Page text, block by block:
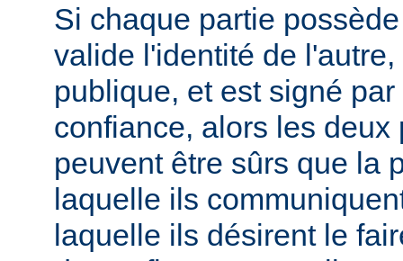
Si chaque partie
valide l'identité de
publique, et est signé
confiance, alors les deux
peuvent être sûrs que la
laquelle ils
laquelle ils désirent le